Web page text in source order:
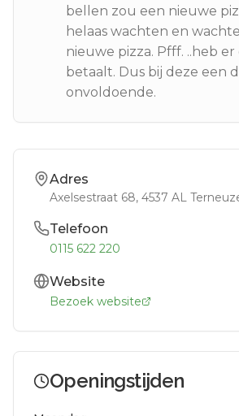
bellen zou een nieuwe
helaas wachten en
nieuwe pizza. Pfff. ..heb
betaalt. Dus bij deze een
onvoldoende.
Adres
Axelsestraat 68, 4537 AL
Telefoon
0115 622 220
Website
Bezoek website
Openingstijden